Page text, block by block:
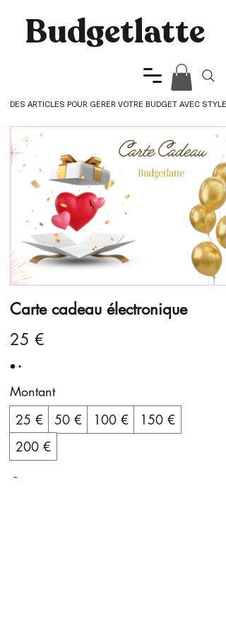
Budgetlatte​
DES ARTICLES POUR GERER VOTRE BUDGET AVEC STYLE
Carte cadeau électronique
25 €
Montant
25 €
50 € 100 €
150 €
200 €
Quantité